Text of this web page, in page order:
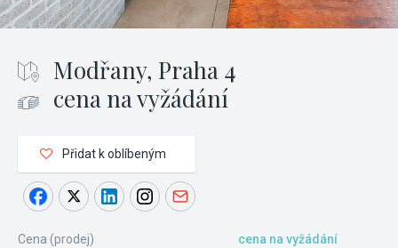
Modřany, Praha 4
cena na vyžádání
Přidat k oblíbeným
Cena (prodej) cena na vyžádání